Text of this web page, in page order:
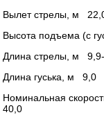
Вылет стрелы, м
Высота подъема (с
Длина стрелы, м
Длина гуська, м 9,0
Номинальная
40,0